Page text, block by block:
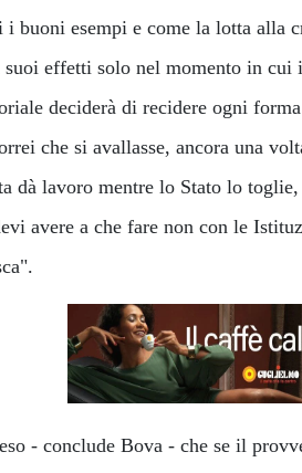
i buoni esempi e come la lotta alla
suoi effetti solo nel momento in cui
deciderà di recidere ogni
che si avallasse, ancora una
dà lavoro mentre lo Stato lo
avere a che fare non con le
- conclude Bova - che se il